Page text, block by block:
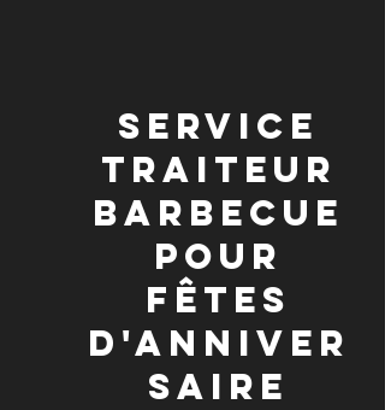
SERVICE
TRAITEUR
BARBECUE
POUR
FÊTES
D'ANNIVER
SAIRE